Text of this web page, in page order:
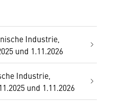
Industrie,
und 1.11.2026
Industrie,
und 1.11.2026